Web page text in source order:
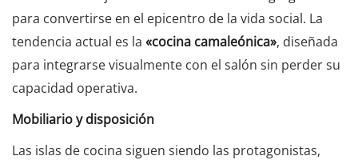
para convertirse en el epicentro de la vida social. La
tendencia actual es la «cocina camaleónica», diseñada
para integrarse visualmente con el salón sin perder su
capacidad operativa.
Mobiliario y disposición
Las islas de cocina siguen siendo las protagonistas,